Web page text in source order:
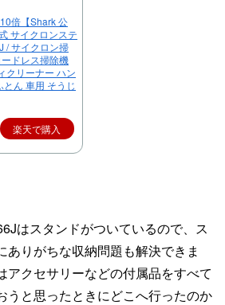
倍【Shark 公
サイクロンステ
/ サイクロン掃
ドレス掃除機
クリーナー ハン
ん 車用 そうじ
楽天で購入
はスタンドがついているので、ス
ありがちな収納問題も解決できま
アクセサリーなどの付属品をすべて
うと思ったときにどこへ行ったのか